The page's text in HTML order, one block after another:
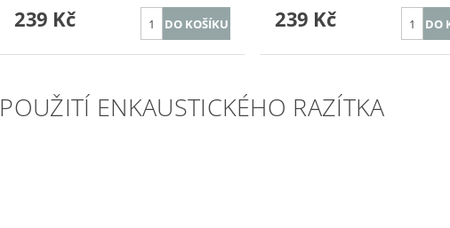
239 Kč 239 Kč
POUŽITÍ ENKAUSTICKÉHO RAZÍTKA